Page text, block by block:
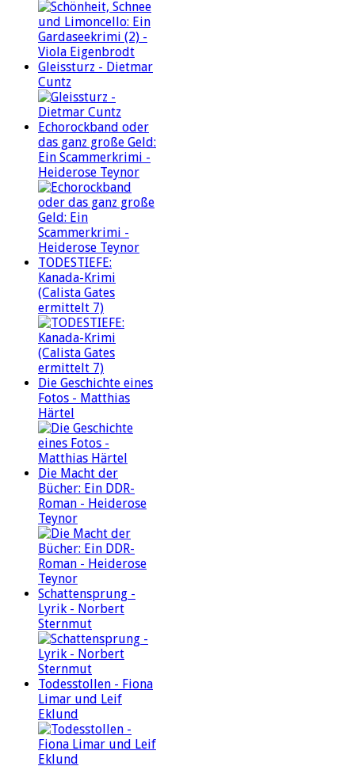
Gleissturz - Dietmar
Cuntz
Echorockband oder
das ganz große Geld:
Ein Scammerkrimi -
Heiderose Teynor
TODESTIEFE:
Kanada-Krimi
(Calista Gates
ermittelt 7)
Die Geschichte eines
Fotos - Matthias
Härtel
Die Macht der
Bücher: Ein DDR-
Roman - Heiderose
Teynor
Schattensprung -
Lyrik - Norbert
Sternmut
Todesstollen - Fiona
Limar und Leif
Eklund